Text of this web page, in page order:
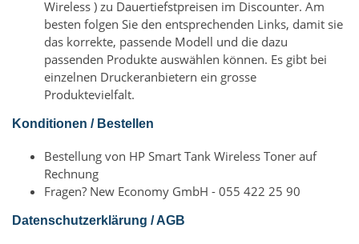
Wireless ) zu Dauertiefstpreisen im Discounter. Am
besten folgen Sie den entsprechenden Links, damit sie
das korrekte, passende Modell und die dazu
passenden Produkte auswählen können. Es gibt bei
einzelnen Druckeranbietern ein grosse
Produktevielfalt.
Konditionen / Bestellen
Bestellung von HP Smart Tank Wireless Toner auf
Rechnung
Fragen? New Economy GmbH - 055 422 25 90
Datenschutzerklärung / AGB